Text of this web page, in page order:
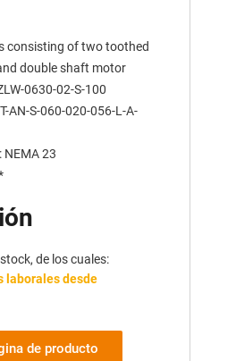
consisting of two toothed
double shaft motor
0630-02-S-100
AN-S-060-020-056-L-A-
NEMA 23
de los cuales:
laborales desde
de producto